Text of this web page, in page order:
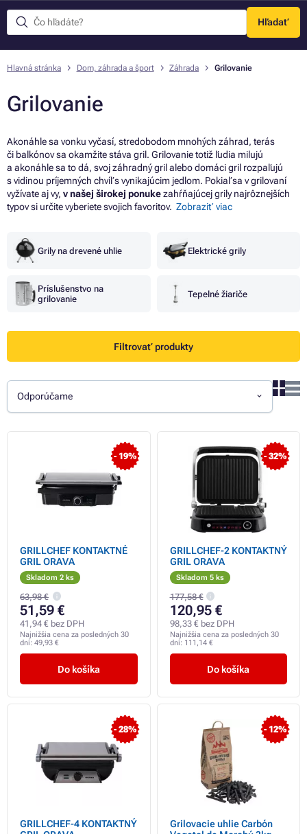
Hľadať
Menu
Hlavná stránka Dom, záhrada a šport Záhrada Grilovanie
Grilovanie
Akonáhle sa vonku vyčasí, stredobodom mnohých záhrad, terás
či balkónov sa okamžite stáva gril. Grilovanie totiž ľudia milujú
a akonáhle sa to dá, svoj záhradný gril alebo domáci gril rozpaľujú
s vidinou príjemných chvíľ s vynikajúcim jedlom. Pokiaľ sa v grilovaní
vyžívate aj vy, v našej širokej ponukezahŕňajúcej grily najrôznejších
typov si určite vyberiete svojich favoritov. Zobraziť viac
Grily na drevené uhlie Elektrické grily
Príslušenstvo na
grilovanie
Tepelné žiariče
Filtrovať produkty
Odporúčame
- 19%
GRILLCHEF KONTAKTNÉ
GRIL ORAVA
Skladom 2 ks
63,98 €
51,59 €
41,94 € bez DPH
Najnižšia cena za posledných 30
dní: 49,93 €
Do košíka
- 32%
GRILLCHEF-2 KONTAKTNÝ
GRIL ORAVA
Skladom 5 ks
177,58 €
120,95 €
98,33 € bez DPH
Najnižšia cena za posledných 30
dní: 111,14 €
Do košíka
- 28%
GRILLCHEF-4 KONTAKTNÝ
- 12%
Grilovacie uhlie Carbón